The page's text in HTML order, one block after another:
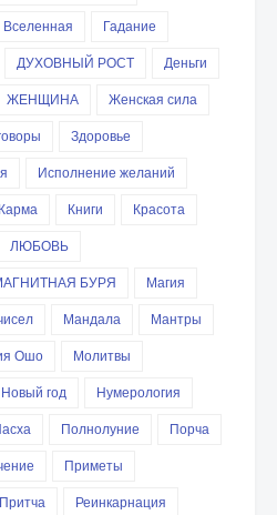
Вселенная
Гадание
ДУХОВНЫЙ РОСТ
Деньги
ЖЕНЩИНА
Женская сила
Здоровье
Исполнение желаний
Карма Книги
Красота
ЛЮБОВЬ
БУРЯ
Магия
Мандала
Мантры
Ошо
Молитвы
Новый год
Нумерология
Полнолуние
Порча
Приметы
Притча
Реинкарнация